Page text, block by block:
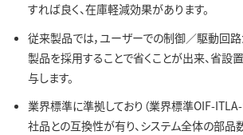
すれば良く、在庫軽減効果があります。
従来製品では，ユーザーでの制御／駆動回路
製品を採用することで省くことが出来、省設
与します。
業界標準に準拠しており（業界標準OIF-
社品との互換性が有り、システム全体の部品